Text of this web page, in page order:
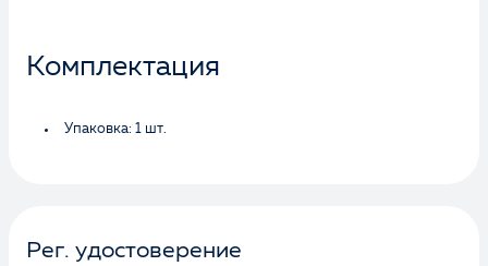
Комплектация
Упаковка: 1 шт.
Рег. удостоверение